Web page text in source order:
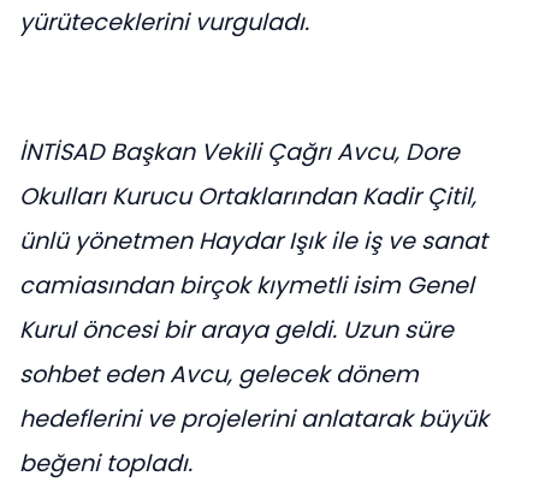
yürüteceklerini vurguladı.
İNTİSAD Başkan Vekili Çağrı Avcu, Dore
Okulları Kurucu Ortaklarından Kadir Çitil,
ünlü yönetmen Haydar Işık ile iş ve sanat
camiasından birçok kıymetli isim Genel
Kurul öncesi bir araya geldi. Uzun süre
sohbet eden Avcu, gelecek dönem
hedeflerini ve projelerini anlatarak büyük
beğeni topladı.